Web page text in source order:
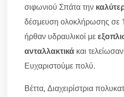
σιφωνιού Σπάτα την
δέσμευση ολοκλήρωσης σε
ήρθαν υδραυλικοί με
ανταλλακτικά και
Ευχαριστούμε πολύ.
Βέττα, Διαχειρίστρια